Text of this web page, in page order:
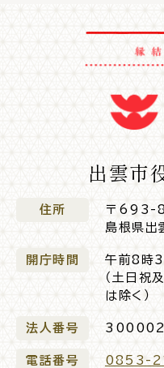
出雲市
住所
〒693-
島根県出
開庁時間
午前8時
（土日祝
は除く）
法人番号
電話番号 0853-